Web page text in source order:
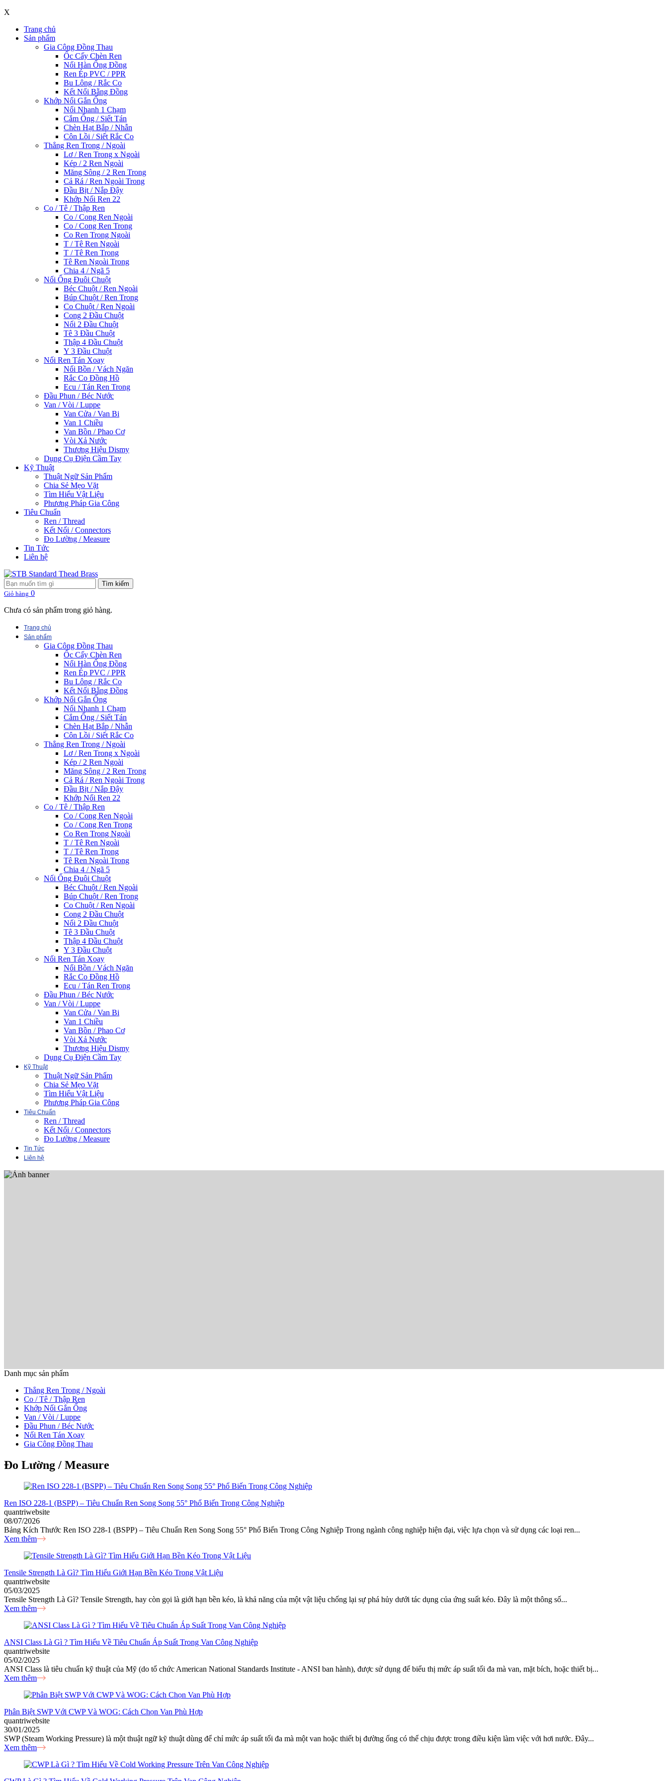
X
Trang chủ
Sản phẩm
Gia Công Đồng Thau
Ốc Cấy Chèn Ren
Nối Hàn Ống Đồng
Ren Ép PVC / PPR
Bu Lông / Rắc Co
Kết Nối Bằng Đồng
Khớp Nối Gắn Ống
Nối Nhanh 1 Chạm
Cắm Ống / Siết Tán
Chèn Hạt Bắp / Nhẫn
Côn Lồi / Siết Rắc Co
Thẳng Ren Trong / Ngoài
Lơ / Ren Trong x Ngoài
Kép / 2 Ren Ngoài
Măng Sông / 2 Ren Trong
Cả Rá / Ren Ngoài Trong
Đầu Bịt / Nắp Đậy
Khớp Nối Ren 22
Co / Tê / Thập Ren
Co / Cong Ren Ngoài
Co / Cong Ren Trong
Co Ren Trong Ngoài
T / Tê Ren Ngoài
T / Tê Ren Trong
Tê Ren Ngoài Trong
Chia 4 / Ngã 5
Nối Ống Đuôi Chuột
Béc Chuột / Ren Ngoài
Búp Chuột / Ren Trong
Co Chuột / Ren Ngoài
Cong 2 Đầu Chuột
Nối 2 Đầu Chuột
Tê 3 Đầu Chuột
Thập 4 Đầu Chuột
Y 3 Đầu Chuột
Nối Ren Tán Xoay
Nối Bồn / Vách Ngăn
Rắc Co Đồng Hồ
Ecu / Tán Ren Trong
Đầu Phun / Béc Nước
Van / Vòi / Luppe
Van Cửa / Van Bi
Van 1 Chiều
Van Bồn / Phao Cơ
Vòi Xả Nước
Thương Hiệu Dismy
Dụng Cụ Điện Cầm Tay
Kỹ Thuật
Thuật Ngữ Sản Phẩm
Chia Sẻ Mẹo Vặt
Tìm Hiểu Vật Liệu
Phương Pháp Gia Công
Tiêu Chuẩn
Ren / Thread
Kết Nối / Connectors
Đo Lường / Measure
Tin Tức
Liên hệ
Tìm kiếm
Giỏ hàng 0
Chưa có sản phẩm trong giỏ hàng.
Trang chủ
Sản phẩm
Gia Công Đồng Thau
Ốc Cấy Chèn Ren
Nối Hàn Ống Đồng
Ren Ép PVC / PPR
Bu Lông / Rắc Co
Kết Nối Bằng Đồng
Khớp Nối Gắn Ống
Nối Nhanh 1 Chạm
Cắm Ống / Siết Tán
Chèn Hạt Bắp / Nhẫn
Côn Lồi / Siết Rắc Co
Thẳng Ren Trong / Ngoài
Lơ / Ren Trong x Ngoài
Kép / 2 Ren Ngoài
Măng Sông / 2 Ren Trong
Cả Rá / Ren Ngoài Trong
Đầu Bịt / Nắp Đậy
Khớp Nối Ren 22
Co / Tê / Thập Ren
Co / Cong Ren Ngoài
Co / Cong Ren Trong
Co Ren Trong Ngoài
T / Tê Ren Ngoài
T / Tê Ren Trong
Tê Ren Ngoài Trong
Chia 4 / Ngã 5
Nối Ống Đuôi Chuột
Béc Chuột / Ren Ngoài
Búp Chuột / Ren Trong
Co Chuột / Ren Ngoài
Cong 2 Đầu Chuột
Nối 2 Đầu Chuột
Tê 3 Đầu Chuột
Thập 4 Đầu Chuột
Y 3 Đầu Chuột
Nối Ren Tán Xoay
Nối Bồn / Vách Ngăn
Rắc Co Đồng Hồ
Ecu / Tán Ren Trong
Đầu Phun / Béc Nước
Van / Vòi / Luppe
Van Cửa / Van Bi
Van 1 Chiều
Van Bồn / Phao Cơ
Vòi Xả Nước
Thương Hiệu Dismy
Dụng Cụ Điện Cầm Tay
Kỹ Thuật
Thuật Ngữ Sản Phẩm
Chia Sẻ Mẹo Vặt
Tìm Hiểu Vật Liệu
Phương Pháp Gia Công
Tiêu Chuẩn
Ren / Thread
Kết Nối / Connectors
Đo Lường / Measure
Tin Tức
Liên hệ
Danh mục sản phẩm
Thẳng Ren Trong / Ngoài
Co / Tê / Thập Ren
Khớp Nối Gắn Ống
Van / Vòi / Luppe
Đầu Phun / Béc Nước
Nối Ren Tán Xoay
Gia Công Đồng Thau
Đo Lường / Measure
Ren ISO 228-1 (BSPP) – Tiêu Chuẩn Ren Song Song 55° Phổ Biến Trong Công Nghiệp
quantriwebsite
08/07/2026
Bảng Kích Thước Ren ISO 228-1 (BSPP) – Tiêu Chuẩn Ren Song Song 55° Phổ Biến Trong Công Nghiệp Trong ngành công nghiệp hiện đại, việc lựa chọn và sử dụng các loại ren...
Xem thêm
Tensile Strength Là Gì? Tìm Hiểu Giới Hạn Bền Kéo Trong Vật Liệu
quantriwebsite
05/03/2025
Tensile Strength Là Gì? Tensile Strength, hay còn gọi là giới hạn bền kéo, là khả năng của một vật liệu chống lại sự phá hủy dưới tác dụng của ứng suất kéo. Đây là một thông số...
Xem thêm
ANSI Class Là Gì ? Tìm Hiểu Về Tiêu Chuẩn Áp Suất Trong Van Công Nghiệp
quantriwebsite
05/02/2025
ANSI Class là tiêu chuẩn kỹ thuật của Mỹ (do tổ chức American National Standards Institute - ANSI ban hành), được sử dụng để biểu thị mức áp suất tối đa mà van, mặt bích, hoặc thiết bị...
Xem thêm
Phân Biệt SWP Với CWP Và WOG: Cách Chọn Van Phù Hợp
quantriwebsite
30/01/2025
SWP (Steam Working Pressure) là một thuật ngữ kỹ thuật dùng để chỉ mức áp suất tối đa mà một van hoặc thiết bị đường ống có thể chịu được trong điều kiện làm việc với hơi nước. Đây...
Xem thêm